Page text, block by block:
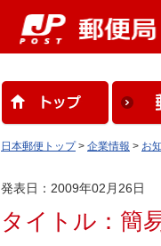
日本郵便トップ> 企業情報 > お
発表日：2009年02月26日
タイトル：簡